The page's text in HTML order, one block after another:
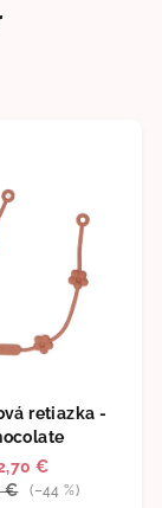
retiazka -
€
€
(–44 %)